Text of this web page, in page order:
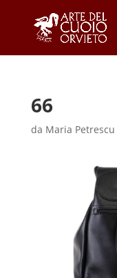
66
da Maria Petrescu